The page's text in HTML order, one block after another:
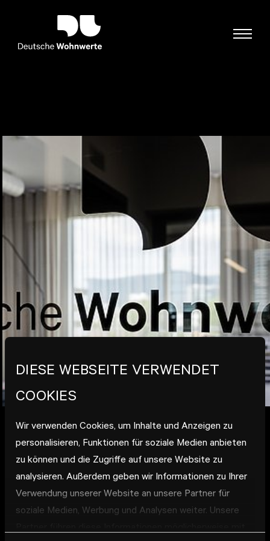
DIESE WEBSEITE VERWENDET
COOKIES
Wir verwenden Cookies, um Inhalte und Anzeigen zu
personalisieren, Funktionen für soziale Medien anbieten
zu können und die Zugriffe auf unsere Website zu
analysieren. Außerdem geben wir Informationen zu Ihrer
Verwendung unserer Website an unsere Partner für
soziale Medien, Werbung und Analysen weiter. Unsere
05.05.2012 // HEIDELBERG
2012 WOHNEN HIER 2000
LEUTE
Rainer Arens bringt es auf den Punkt: